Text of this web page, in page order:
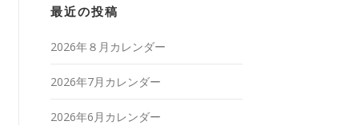
最近の投稿
2026年８月カレンダー
2026年7月カレンダー
2026年6月カレンダー